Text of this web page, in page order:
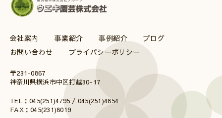
会社案内 事業紹介 事例紹介
ブログ
お問い合わせ
プライバシーポリシー
〒231-0867
神奈川県横浜市中区打越30-17
TEL：045(251)4795 / 045(251)4854
FAX：045(231)8019